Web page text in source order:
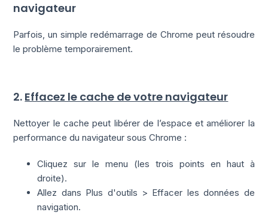
navigateur
Parfois, un simple redémarrage de Chrome peut résoudre
le problème temporairement.
2. Effacez le cache de votre navigateur
Nettoyer le cache peut libérer de l’espace et améliorer la
performance du navigateur sous Chrome :
Cliquez sur le menu (les trois points en haut à
droite).
Allez dans Plus d'outils > Effacer les données de
navigation.